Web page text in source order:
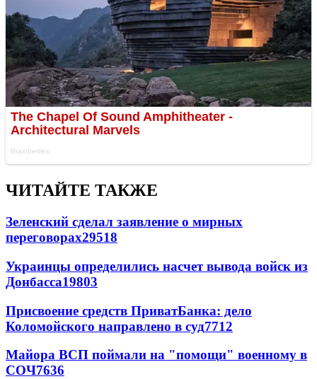
ЧИТАЙТЕ ТАКЖЕ
Зеленский сделал заявление о мирных
переговорах29518
Украинцы определились насчет вывода войск из
Донбасса19803
Присвоение средств ПриватБанка: дело
Коломойского направлено в суд7712
Майора ВСП поймали на "помощи" военному в
СОЧ7636